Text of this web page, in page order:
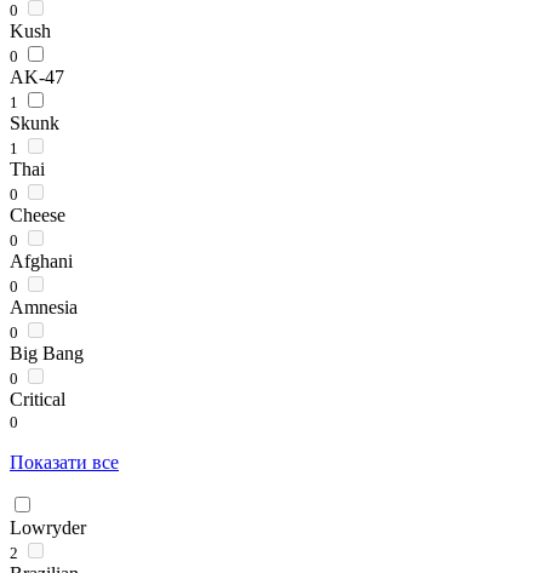
0
Kush
0
AK-47
1
Skunk
1
Thai
0
Cheese
0
Afghani
0
Amnesia
0
Big Bang
0
Critical
0
Показати все
Lowryder
2